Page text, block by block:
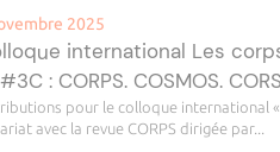
2025
international Les
: CORPS. COSMOS.
pour le colloque international
avec la revue CORPS dirigée par...